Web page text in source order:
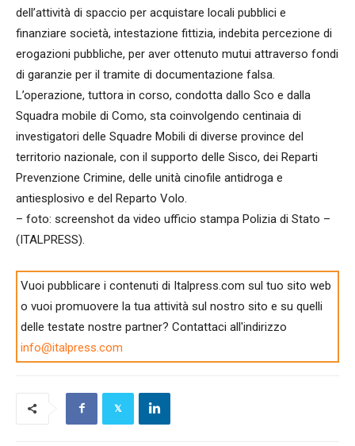
dell’attività di spaccio per acquistare locali pubblici e
finanziare società, intestazione fittizia, indebita percezione di
erogazioni pubbliche, per aver ottenuto mutui attraverso fondi
di garanzie per il tramite di documentazione falsa.
L’operazione, tuttora in corso, condotta dallo Sco e dalla
Squadra mobile di Como, sta coinvolgendo centinaia di
investigatori delle Squadre Mobili di diverse province del
territorio nazionale, con il supporto delle Sisco, dei Reparti
Prevenzione Crimine, delle unità cinofile antidroga e
antiesplosivo e del Reparto Volo.
– foto: screenshot da video ufficio stampa Polizia di Stato –
(ITALPRESS).
Vuoi pubblicare i contenuti di Italpress.com sul tuo sito web
o vuoi promuovere la tua attività sul nostro sito e su quelli
delle testate nostre partner? Contattaci all'indirizzo
info@italpress.com